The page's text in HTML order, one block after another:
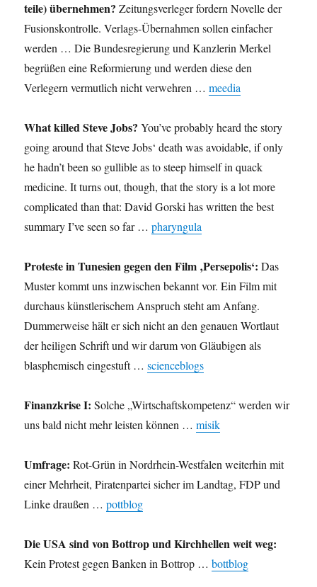
teile) übernehmen? Zeitungsverleger fordern Novelle der
Fusionskontrolle. Verlags-Übernahmen sollen einfacher
werden … Die Bundesregierung und Kanzlerin Merkel
begrüßen eine Reformierung und werden diese den
Verlegern vermutlich nicht verwehren …meedia
What killed Steve Jobs? You’ve probably heard the story
going around that Steve Jobs‘ death was avoidable, if only
he hadn’t been so gullible as to steep himself in quack
medicine. It turns out, though, that the story is a lot more
complicated than that: David Gorski has written the best
summary I’ve seen so far …pharyngula
Proteste in Tunesien gegen den Film ‚Persepolis‘: Das
Muster kommt uns inzwischen bekannt vor. Ein Film mit
durchaus künstlerischem Anspruch steht am Anfang.
Dummerweise hält er sich nicht an den genauen Wortlaut
der heiligen Schrift und wir darum von Gläubigen als
blasphemisch eingestuft …scienceblogs
Finanzkrise I: Solche „Wirtschaftskompetenz“ werden wir
uns bald nicht mehr leisten können …misik
Umfrage: Rot-Grün in Nordrhein-Westfalen weiterhin mit
einer Mehrheit, Piratenpartei sicher im Landtag, FDP und
Linke draußen …pottblog
Die USA sind von Bottrop und Kirchhellen weit weg:
Kein Protest gegen Banken in Bottrop …bottblog